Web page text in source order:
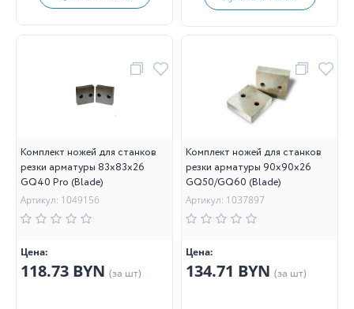
Комплект ножей для станков
резки арматуры 83х83х26
GQ40 Pro (Blade)
Артикул: 1049156
Цена:
118.73 BYN (за шт)
Комплект ножей для станков
резки арматуры 90х90х26
GQ50/GQ60 (Blade)
Артикул: 1037897
Цена:
134.71 BYN (за шт)